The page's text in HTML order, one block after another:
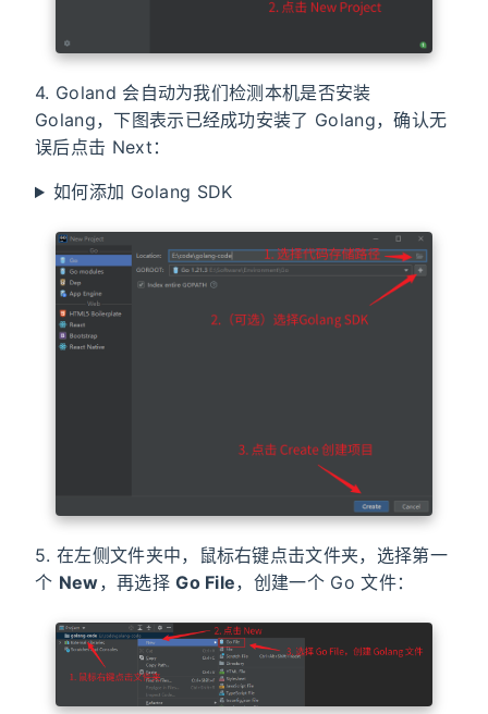
4. Goland 会自动为我们检测本机是否安装
Golang，下图表示已经成功安装了 Golang，确认无
误后点击 Next：
如何添加 Golang SDK
5. 在左侧文件夹中，鼠标右键点击文件夹，选择第一
个 New，再选择Go File，创建一个 Go 文件：